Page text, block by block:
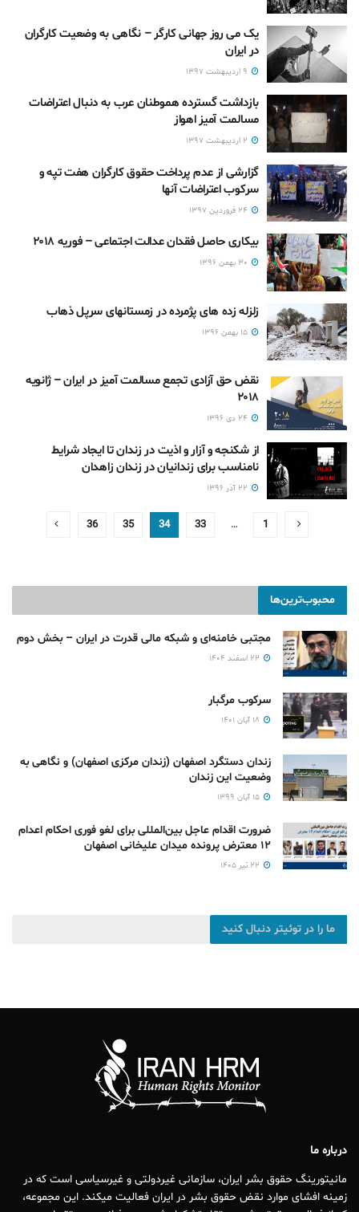
یک می روز جهانی کارگر – نگاهی به وضعیت کارگران
در ایران
بازداشت گسترده هموطنان عرب به دنبال اعتراضات
مسالمت آمیز اهواز
گزارشی از عدم پرداخت حقوق کارگران هفت تپه و
سرکوب اعتراضات آنها
بیکاری حاصل فقدان عدالت اجتماعی – فوریه ۲۰۱۸
زلزله زده های پژمرده در زمستانهای سرپل ذهاب
نقض حق آزادی تجمع مسالمت آمیز در ایران – ژانویه
۲۰۱۸
از شکنجه و آزار و اذیت در زندان تا ایجاد شرایط
نامناسب برای زندانیان در زندان زاهدان
1
…
33
34
35
36
محبوب‌ترین‌ها
مجتبی خامنه‌ای و شبکه مالی قدرت در ایران – بخش دوم
سرکوب مرگبار
زندان دستگرد اصفهان (زندان مرکزی اصفهان) و نگاهی به
وضعیت این زندان
ضرورت اقدام عاجل بین‌المللی برای لغو فوری احکام اعدام
۱۲ معترض پرونده میدان علیخانی اصفهان
ما را در توئیتر دنبال کنید
درباره ما
مانیتورینگ حقوق بشر ایران، سازمانی غیردولتی و غیرسیاسی است که در
زمینه افشای موارد نقض حقوق بشر در ایران فعالیت میکند. این مجموعه،